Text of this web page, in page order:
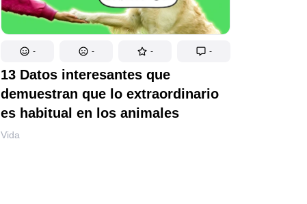
- - - -
13 Datos interesantes que
demuestran que lo extraordinario
es habitual en los animales
Vida